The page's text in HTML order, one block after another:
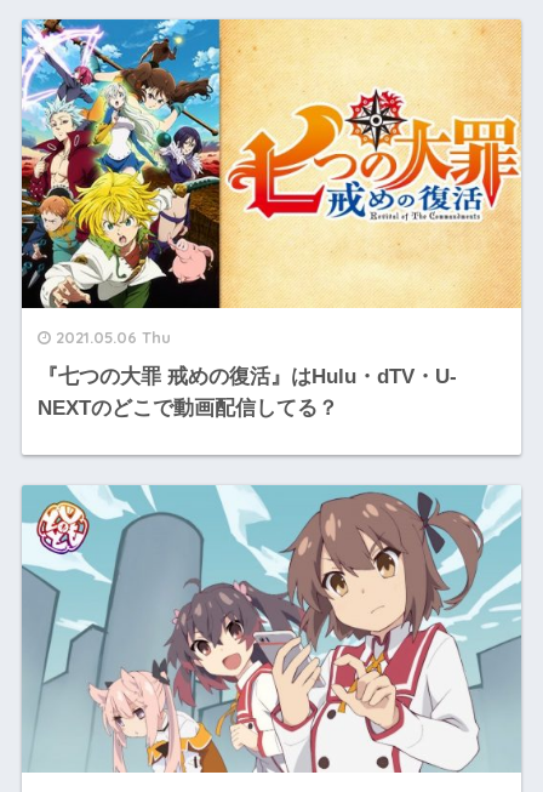
2021.05.06 Thu
『七つの大罪 戒めの復活』はHulu・dTV・U-
NEXTのどこで動画配信してる？